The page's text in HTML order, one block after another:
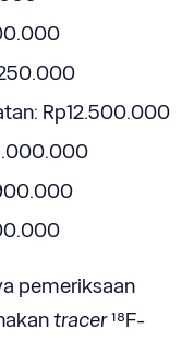
Rp12.500.000
pemeriksaan
tracer¹⁸F-